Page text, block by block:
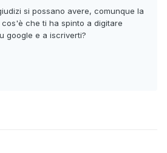
si possano avere, comunque la
che ti ha spinto a digitare
google e a iscriverti?